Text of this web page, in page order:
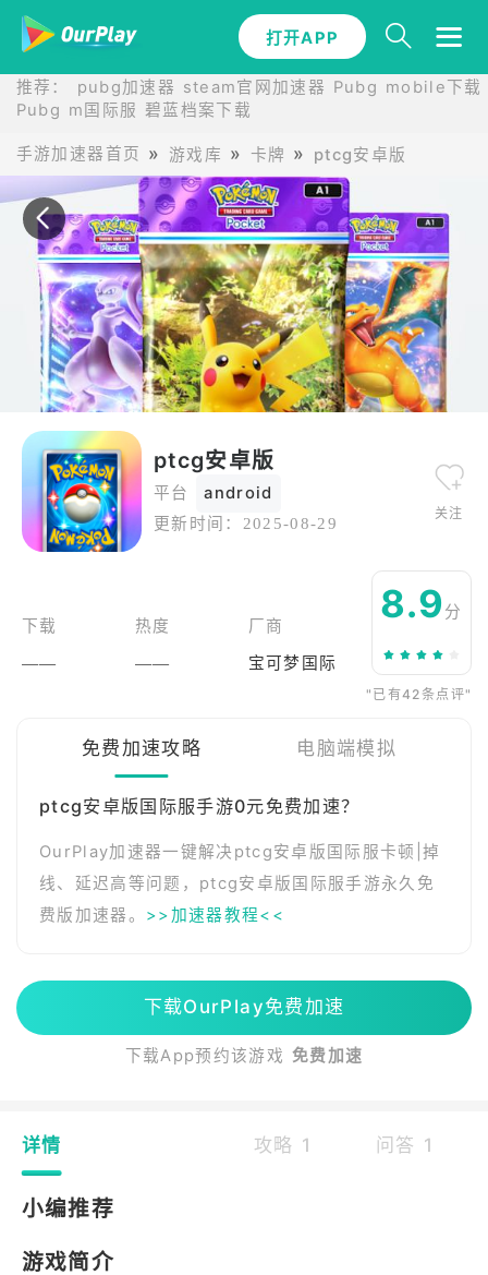
打开APP
推荐： pubg加速器 steam官网加速器 Pubg mobile下载
Pubg m国际服 碧蓝档案下载
手游加速器首页 游戏库 卡牌 ptcg安卓版
打开APP
ptcg安卓版
平台 android
更新时间： 2025-08-29
关注
下载
——
热度
——
厂商
宝可梦国际
8.9分
"已有42条点评"
免费加速攻略 电脑端模拟
ptcg安卓版国际服手游0元免费加速？
OurPlay加速器一键解决ptcg安卓版国际服卡顿|掉
线、延迟高等问题，ptcg安卓版国际服手游永久免
费版加速器。 >>加速器教程<<
下载OurPlay免费加速
下载App预约该游戏 免费加速
详情 攻略 1 问答 1
小编推荐
游戏简介